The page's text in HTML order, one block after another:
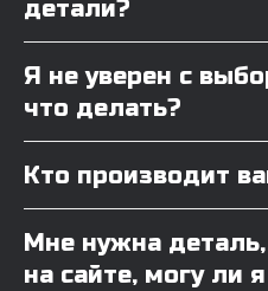
детали?
Я не уверен с
что делать?
Кто производит
Мне нужна
на сайте, могу ли